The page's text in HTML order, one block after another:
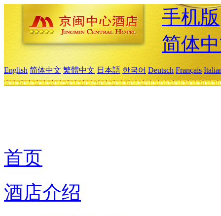
手机版
简体
English 简体中文 繁體中文 日本語 한국어 Deutsch Français
首页
酒店介绍